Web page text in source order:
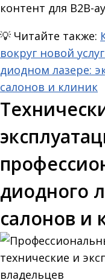
контент для B2B-
💡 Читайте также:
вокруг новой
диодном лазере:
салонов и клиник
диодного
салонов и